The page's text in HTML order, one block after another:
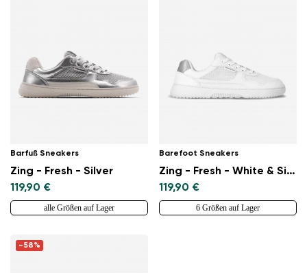
Bestätigen
Barfuß Sneakers
Zing - Fresh - Silver
119,90 €
alle Größen auf Lager
Barefoot Sneakers
Zing - Fresh - White & Silver
119,90 €
6 Größen auf Lager
-58%